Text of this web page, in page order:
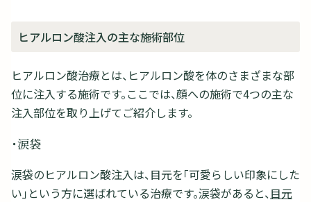
ヒアルロン酸注入の主な施術部位
ヒアルロン酸治療とは、ヒアルロン酸を体のさまざまな部
位に注入する施術です。ここでは、顔への施術で4つの主な
注入部位を取り上げてご紹介します。
・涙袋
涙袋のヒアルロン酸注入は、目元を「可愛らしい印象にした
い」という方に選ばれている治療です。涙袋があると、 目元